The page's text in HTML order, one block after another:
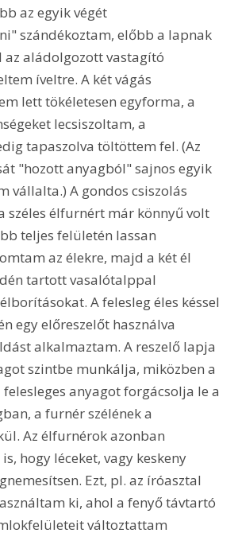
az egyik végét
szándékoztam, előbb a lapnak
az aládolgozott vastagító
íveltre. A két vágás
lett tökéletesen egyforma, a
lecsiszoltam, a
tapaszolva töltöttem fel. (Az
"hozott anyagból" sajnos egyik
vállalta.) A gondos csiszolás
széles élfurnért már könnyű volt
teljes felületén lassan
az élekre, majd a két él
tartott vasalótalppal
A felesleg éles késsel
egy előreszelőt használva
alkalmaztam. A reszelő lapja
szintbe munkálja, miközben a
anyagot forgácsolja le a
a furnér szélének a
Az élfurnérok azonban
hogy léceket, vagy keskeny
Ezt, pl. az íróasztal
ki, ahol a fenyő távtartó
változtattam